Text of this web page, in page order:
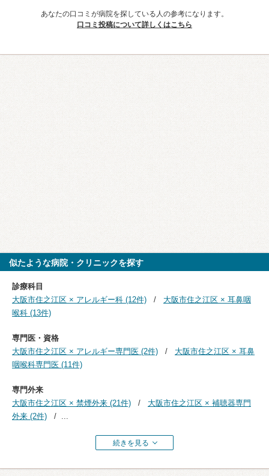
あなたの口コミが病院を探している人の参考になります。
口コミ投稿について詳しくはこちら
似たような病院・クリニックを探す
診療科目
大阪市住之江区 × アレルギー科 (12件)
大阪市住之江区 × 耳鼻咽
喉科 (13件)
専門医・資格
大阪市住之江区 × アレルギー専門医 (2件)
大阪市住之江区 × 耳鼻
咽喉科専門医 (11件)
専門外来
大阪市住之江区 × 禁煙外来 (21件)
大阪市住之江区 × 補聴器専門
外来 (2件)
続きを見る